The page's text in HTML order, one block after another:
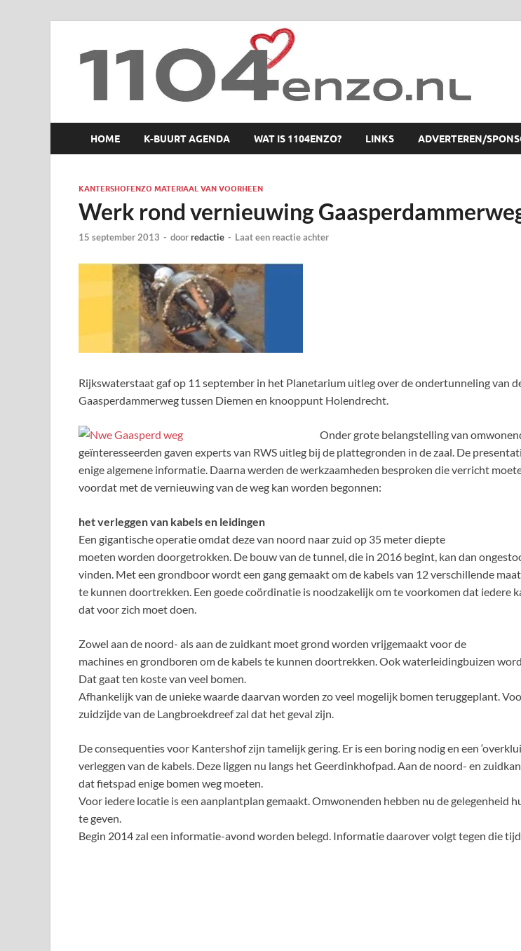
1104 en zo
HOME K-BUURT AGENDA WAT IS 1104ENZO? LINKS ADVERTEREN/
KANTERSHOFENZO MATERIAAL VAN VOORHEEN
Werk rond vernieuwing
15 september 2013 - doorredactie - Laat een reactie achter
Rijkswaterstaat gaf op 11 september in het Planetarium uitleg over de ondertunneling van
Gaasperdammerweg tussen Diemen en knooppunt Holendrecht.
Onder grote belangstelling van
geïnteresseerden gaven experts van RWS uitleg bij de plattegronden in de zaal. De
enige algemene informatie. Daarna werden de werkzaamheden besproken die verricht
voordat met de vernieuwing van de weg kan worden begonnen:
het verleggen van kabels en leidingen
Een gigantische operatie omdat deze van noord naar zuid op 35 meter diepte
moeten worden doorgetrokken. De bouw van de tunnel, die in 2016 begint, kan dan
vinden. Met een grondboor wordt een gang gemaakt om de kabels van 12 verschillende
te kunnen doortrekken. Een goede coördinatie is noodzakelijk om te voorkomen dat iedere
dat voor zich moet doen.
Zowel aan de noord- als aan de zuidkant moet grond worden vrijgemaakt voor de
machines en grondboren om de kabels te kunnen doortrekken. Ook waterleidingbuizen
Dat gaat ten koste van veel bomen.
Afhankelijk van de unieke waarde daarvan worden zo veel mogelijk bomen teruggeplant.
zuidzijde van de Langbroekdreef zal dat het geval zijn.
De consequenties voor Kantershof zijn tamelijk gering. Er is een boring nodig en een
verleggen van de kabels. Deze liggen nu langs het Geerdinkhofpad. Aan de noord- en
dat fietspad enige bomen weg moeten.
Voor iedere locatie is een aanplantplan gemaakt. Omwonenden hebben nu de gelegenheid
te geven.
Begin 2014 zal een informatie-avond worden belegd. Informatie daarover volgt tegen die tijd.